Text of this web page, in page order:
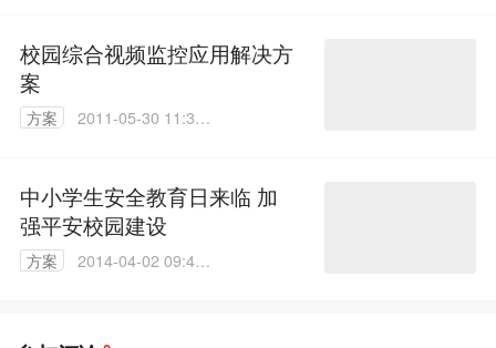
校园综合视频监控应用解决方
案
方案
2011-05-30 11:36:
中小学生安全教育日来临 加
强平安校园建设
方案
2014-04-02 09:41: